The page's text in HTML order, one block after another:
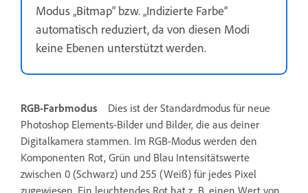
Modus „Bitmap“ bzw. „Indizierte Farbe“
automatisch reduziert, da von diesen Modi
keine Ebenen unterstützt werden.
RGB-Farbmodus
Dies ist der Standardmodus für neue
Photoshop Elements-Bilder und Bilder, die aus deiner
Digitalkamera stammen. Im RGB-Modus werden den
Komponenten Rot, Grün und Blau Intensitätswerte
zwischen 0 (Schwarz) und 255 (Weiß) für jedes Pixel
zugewiesen. Ein leuchtendes Rot hat z. B. einen Wert von